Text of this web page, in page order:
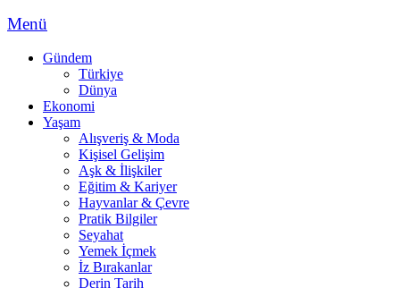
Menü
Gündem
Türkiye
Dünya
Ekonomi
Yaşam
Alışveriş & Moda
Kişisel Gelişim
Aşk & İlişkiler
Eğitim & Kariyer
Hayvanlar & Çevre
Pratik Bilgiler
Seyahat
Yemek İçmek
İz Bırakanlar
Derin Tarih